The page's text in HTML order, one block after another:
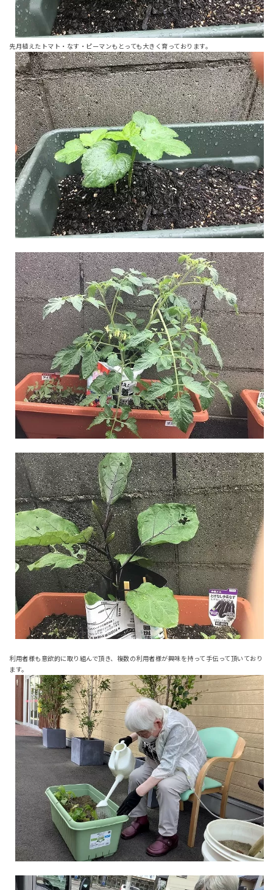
先月植えたトマト・なす・ピーマンもとっても大きく育っております。
利用者様も意欲的に取り組んで頂き、複数の利用者様が興味を持って手伝って頂いており
ます。